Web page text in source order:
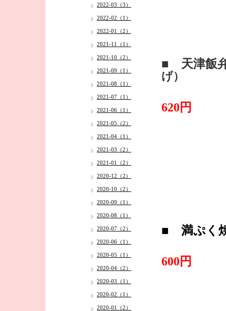
■ 天津飯
げ）
620円
■ 満ぷく
600円
2022-03（3）
2022-02（1）
2022-01（2）
2021-11（1）
2021-10（2）
2021-09（1）
2021-08（1）
2021-07（1）
2021-06（1）
2021-05（2）
2021-04（1）
2021-03（2）
2021-01（2）
2020-12（2）
2020-10（2）
2020-09（1）
2020-08（1）
2020-07（2）
2020-06（1）
2020-05（1）
2020-04（2）
2020-03（1）
2020-02（1）
2020-01（2）